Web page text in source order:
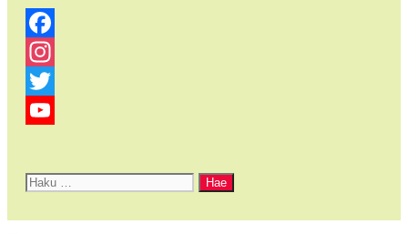
Facebook
Instagram
Twitter
Haku: